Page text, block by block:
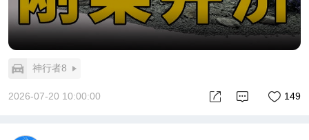
神行者8
2026-07-20 10:00:00 149